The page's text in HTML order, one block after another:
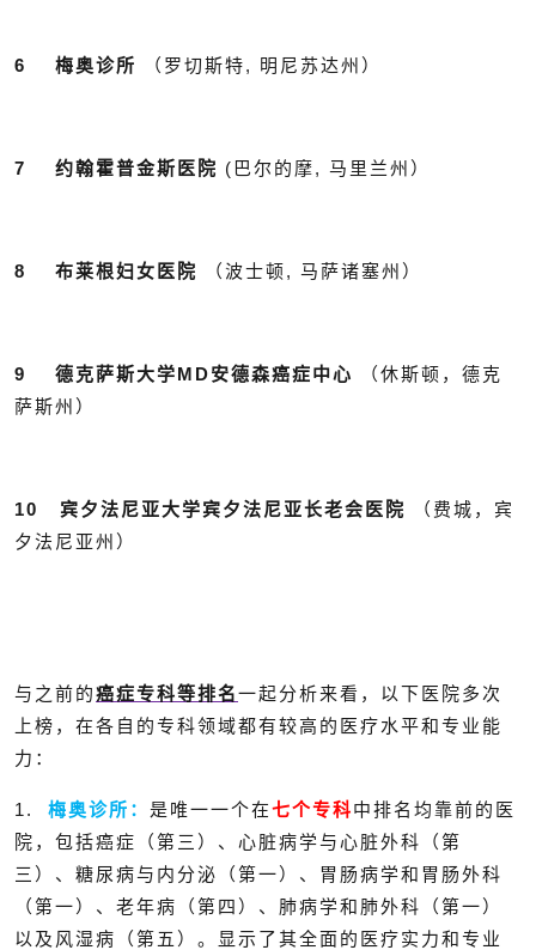
6 梅奥诊所 （罗切斯特, 明尼苏达州）
7 约翰霍普金斯医院 (巴尔的摩, 马里兰州）
8 布莱根妇女 医 院 （波士顿, 马萨诸塞州）
9 德克萨斯大学MD安德森癌症中心
（休斯顿，德克
萨斯州）
10 宾夕法尼亚大学宾夕法尼亚长老会医院
（费城，宾
夕法尼亚州）
与之前的癌症专科等排名一起分析来看，以下医院多次
上榜，在各自的专科领域都有较高的医疗水平和专业能
力：
1. 梅奥诊所： 是唯一一个在七个专科中排名均靠前的医
院，包括癌症（第三）、心脏病学与心脏外科（第
三）、糖尿病与内分泌（第一）、胃肠病学和胃肠外科
（第一）、老年病（第四）、肺病学和肺外科（第一）
以及风湿病（第五）。显示了其全面的医疗实力和专业